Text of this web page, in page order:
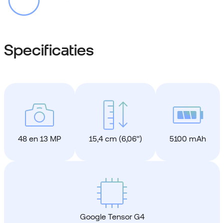
Specificaties
48 en 13 MP 15,4 cm (6,06'') 5100 mAh
Google Tensor G4